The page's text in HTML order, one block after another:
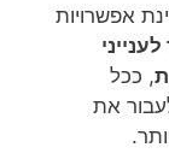
אפשרויות
, ככל
את